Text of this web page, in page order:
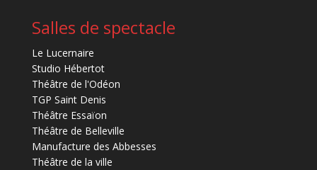
Salles de spectacle
Le Lucernaire
Studio Hébertot
Théâtre de l'Odéon
TGP Saint Denis
Théâtre Essaïon
Théâtre de Belleville
Manufacture des Abbesses
Théâtre de la ville